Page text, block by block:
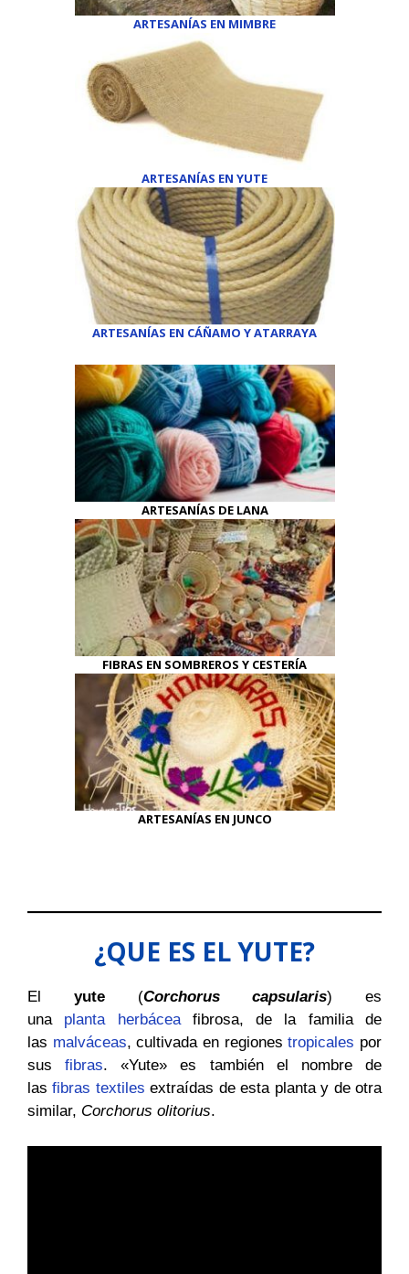
ARTESANÍAS EN MIMBRE
ARTESANÍAS EN YUTE
ARTESANÍAS EN CÁÑAMO YATARRAYA
ARTESANÍAS DE LANA
FIBRAS EN SOMBREROS Y CESTERÍA
ARTESANÍAS EN JUNCO
¿QUE ES EL YUTE?
El yute(Corchorus capsularis) es
una planta herbáceafibrosa, de la familia de
las malváceas, cultivada en regionestropicales por
susfibras. «Yute» es también el nombre de
lasfibras textiles extraídas de esta planta y de otra
similar, Corchorus olitorius.